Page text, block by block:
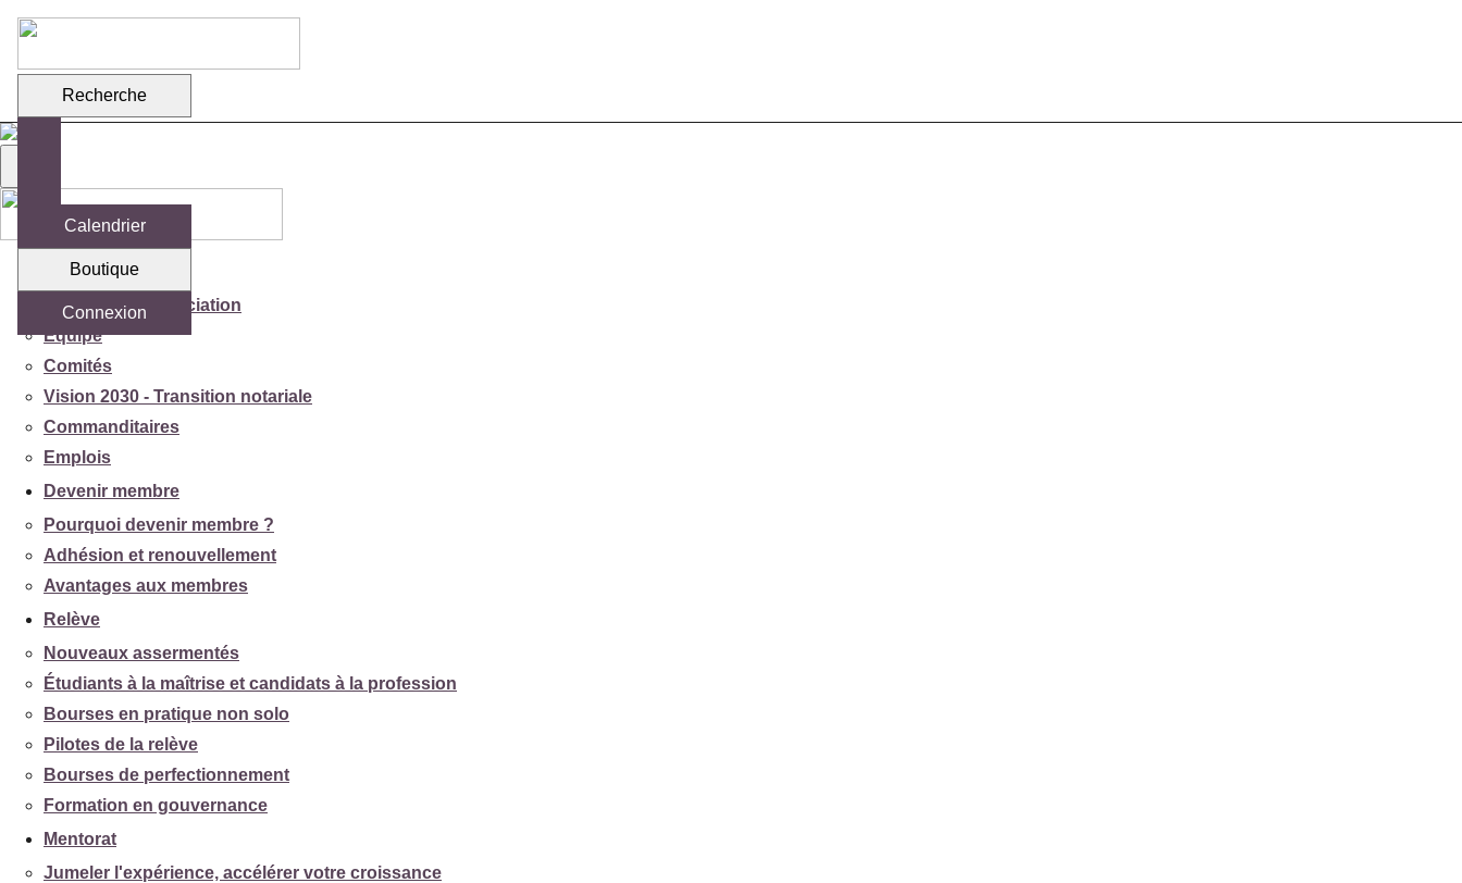
Recherche
Calendrier
Boutique
Connexion
Votre association
Mission de l'association
Équipe
Comités
Vision 2030 - Transition notariale
Commanditaires
Emplois
Devenir membre
Pourquoi devenir membre ?
Adhésion et renouvellement
Avantages aux membres
Relève
Nouveaux assermentés
Étudiants à la maîtrise et candidats à la profession
Bourses en pratique non solo
Pilotes de la relève
Bourses de perfectionnement
Formation en gouvernance
Mentorat
Jumeler l'expérience, accélérer votre croissance